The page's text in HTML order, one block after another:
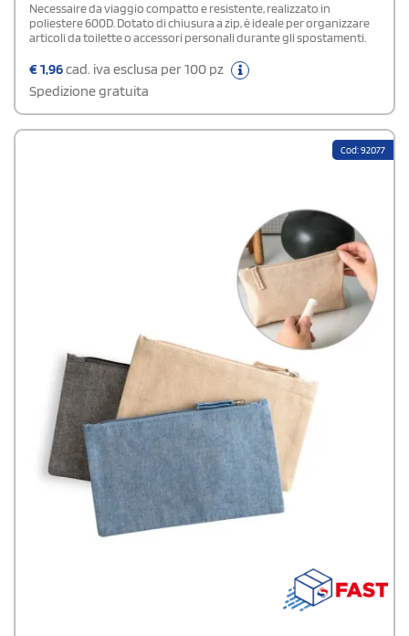
Necessaire da viaggio compatto e resistente, realizzato in
poliestere 600D. Dotato di chiusura a zip, è ideale per organizzare
articoli da toilette o accessori personali durante gli spostamenti.
€1,96cad. iva esclusa per 100 pz
Spedizione gratuita
Cod: 92077